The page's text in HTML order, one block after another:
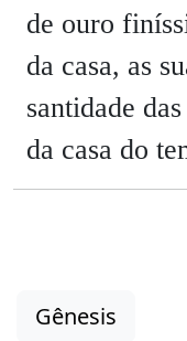
de ouro
da casa, as
santidade
da casa do
Gênesis